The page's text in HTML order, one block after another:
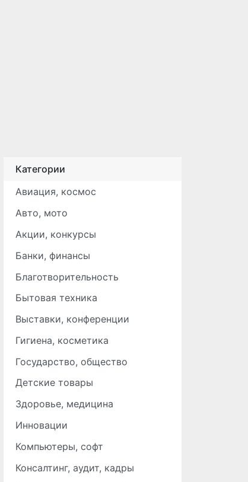
Категории
Авиация, космос
Авто, мото
Акции, конкурсы
Банки, финансы
Благотворительность
Бытовая техника
Выставки, конференции
Гигиена, косметика
Государство, общество
Детские товары
Здоровье, медицина
Инновации
Компьютеры, софт
Консалтинг, аудит, кадры